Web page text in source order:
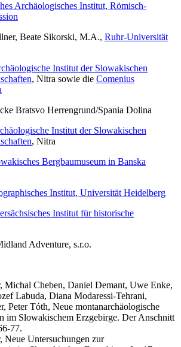
Archäologisches Institut, Römisch-
Beate Sikorski, M.A., Ruhr-Universität
Institut der Slowakischen
, Nitra sowie die Comenius
Bratsvo Herrengrund/Spania Dolina
Institut der Slowakischen
, Nitra
Bergbaumuseum in Banska
Institut, Universität Heidelberg
Institut für historische
Adventure, s.r.o.
Michal Cheben, Daniel Demant, Uwe Enke,
Labuda, Diana Modaressi-Tehrani,
Peter Tóth, Neue montanarchäologische
im Slowakischem Erzgebirge. Der Anschnitt
77.
Neue Untersuchungen zur